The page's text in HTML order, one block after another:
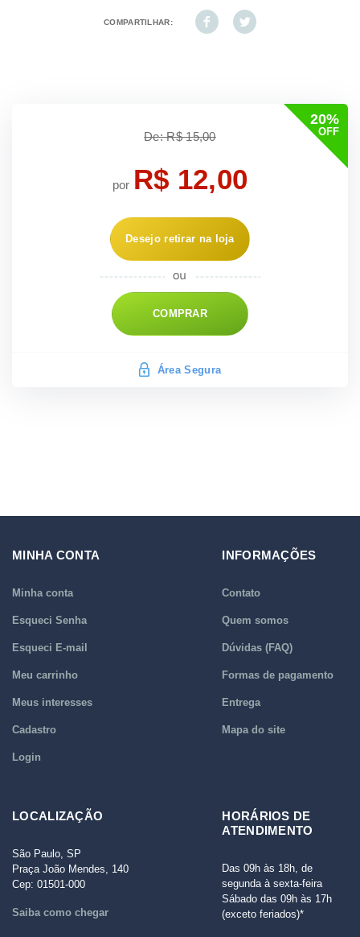
COMPARTILHAR:
20%
OFF
De: R$ 15,00
por R$ 12,00
Desejo retirar na loja
COMPRAR
Área Segura
MINHA CONTA
Minha conta
Esqueci Senha
Esqueci E-mail
Meu carrinho
Meus interesses
Cadastro
Login
INFORMAÇÕES
Contato
Quem somos
Dúvidas (FAQ)
Formas de pagamento
Entrega
Mapa do site
LOCALIZAÇÃO
São Paulo, SP
Praça João Mendes, 140
Cep: 01501-000
Saiba como chegar
HORÁRIOS DE
ATENDIMENTO
Das 09h às 18h, de
segunda à sexta-feira
Sábado das 09h às 17h
(exceto feriados)*